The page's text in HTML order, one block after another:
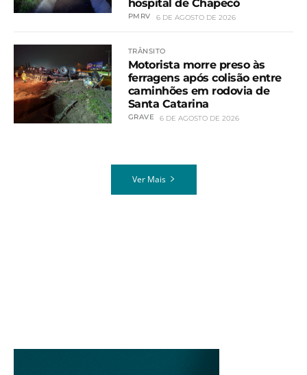
hospital de Chapecó
PMRV 6 DE AGOSTO DE 2026
TRÂNSITO
Motorista morre preso às
ferragens após colisão entre
caminhões em rodovia de
Santa Catarina
GRAVE 6 DE AGOSTO DE 2026
Ver Mais